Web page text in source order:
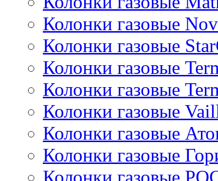
Колонки газовые
Колонки газовые
Колонки газовые
Колонки газовые
Колонки газовые
Колонки газовые
Колонки газовые
Колонки газовые